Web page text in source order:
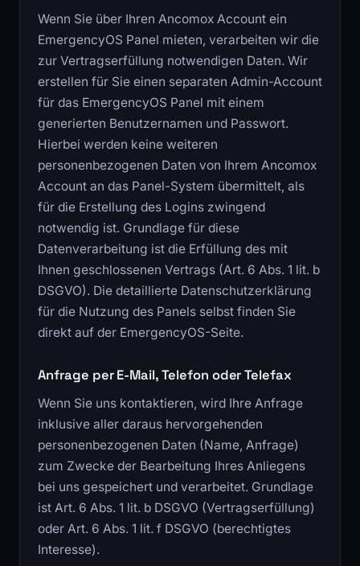
Wenn Sie über Ihren Ancomox Account ein
EmergencyOS Panel mieten, verarbeiten wir die
zur Vertragserfüllung notwendigen Daten. Wir
erstellen für Sie einen separaten Admin-Account
für das EmergencyOS Panel mit einem
generierten Benutzernamen und Passwort.
Hierbei werden keine weiteren
personenbezogenen Daten von Ihrem Ancomox
Account an das Panel-System übermittelt, als
für die Erstellung des Logins zwingend
notwendig ist. Grundlage für diese
Datenverarbeitung ist die Erfüllung des mit
Ihnen geschlossenen Vertrags (Art. 6 Abs. 1 lit. b
DSGVO). Die detaillierte Datenschutzerklärung
für die Nutzung des Panels selbst finden Sie
direkt auf der EmergencyOS-Seite.
Anfrage per E-Mail, Telefon oder Telefax
Wenn Sie uns kontaktieren, wird Ihre Anfrage
inklusive aller daraus hervorgehenden
personenbezogenen Daten (Name, Anfrage)
zum Zwecke der Bearbeitung Ihres Anliegens
bei uns gespeichert und verarbeitet. Grundlage
ist Art. 6 Abs. 1 lit. b DSGVO (Vertragserfüllung)
oder Art. 6 Abs. 1 lit. f DSGVO (berechtigtes
Interesse).